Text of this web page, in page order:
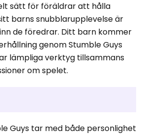
sätt för föräldrar att hålla
barns snubblarupplevelse är
de föredrar. Ditt barn kommer
genom Stumble Guys
lämpliga verktyg tillsammans
om spelet.
Guys tar med både personlighet